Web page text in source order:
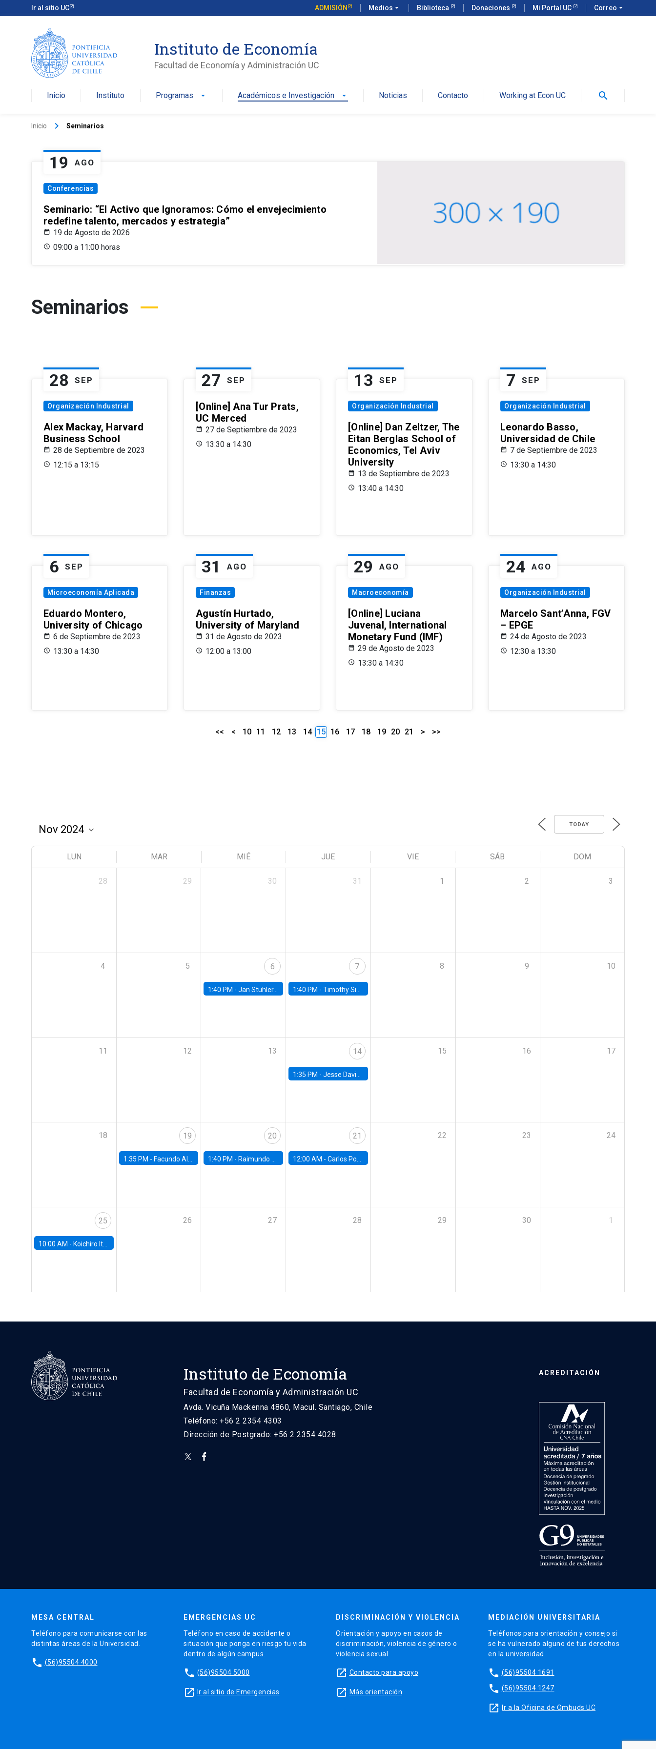
Ir al sitio UC ADMISIÓN Medios arrow_drop_down Biblioteca Donaciones Mi Portal UC Correo arrow_drop_down
Instituto de Economía
Facultad de Economía y Administración UC
Inicio Instituto Programas arrow_drop_down Académicos e Investigación arrow_drop_down Noticias Contacto Working at Econ UC search
Inicio keyboard_arrow_right Seminarios
19 AGO
Conferencias
Seminario: “El Activo que Ignoramos: Cómo el envejecimiento
redefine talento, mercados y estrategia”
19 de Agosto de 2026
09:00 a 11:00 horas
Seminarios
28 SEP
Organización Industrial
Alex Mackay, Harvard
Business School
28 de Septiembre de 2023
12:15 a 13:15
27 SEP
[Online] Ana Tur Prats,
UC Merced
27 de Septiembre de 2023
13:30 a 14:30
13 SEP
Organización Industrial
[Online] Dan Zeltzer, The
Eitan Berglas School of
Economics, Tel Aviv
University
13 de Septiembre de 2023
13:40 a 14:30
7 SEP
Organización Industrial
Leonardo Basso,
Universidad de Chile
7 de Septiembre de 2023
13:30 a 14:30
6 SEP
Microeconomía Aplicada
Eduardo Montero,
University of Chicago
6 de Septiembre de 2023
13:30 a 14:30
31 AGO
Finanzas
Agustín Hurtado,
University of Maryland
31 de Agosto de 2023
12:00 a 13:00
29 AGO
Macroeconomía
[Online] Luciana
Juvenal, International
Monetary Fund (IMF)
29 de Agosto de 2023
13:30 a 14:30
24 AGO
Organización Industrial
Marcelo Sant’Anna, FGV
– EPGE
24 de Agosto de 2023
12:30 a 13:30
<< < 10 11 12 13 14 15 16 17 18 19 20 21 > >>
TODAY
LUN MAR MIÉ JUE VIE SÁB DOM
28 29 30 31 1 2 3
4 5 6
1:40 PM -Jan Stuhler, Universidad Carlos III de Madrid
7
1:40 PM -Timothy Simcoe, Boston University
8 9 10
11 12 13 14
1:35 PM -Jesse Davis, University of North Carolina at Chapel Hill
15 16 17
18 19
1:35 PM - Facundo Albornoz, Universidad de San Andrés
20
1:40 PM - Raimundo Undurraga, Centro de Economía Aplicada, Universidad de Chile
21
12:00 AM -Carlos Ponce, UAH
22 23 24
25
10:00 AM - Koichiro Ito, University of Chicago
26 27 28 29 30 1
Instituto de Economía
Facultad de Economía y Administración UC
Avda. Vicuña Mackenna 4860, Macul. Santiago, Chile
Teléfono: +56 2 2354 4303
Dirección de Postgrado: +56 2 2354 4028
ACREDITACIÓN
MESA CENTRAL
Teléfono para comunicarse con las
distintas áreas de la Universidad.
phone (56)95504 4000
EMERGENCIAS UC
Teléfono en caso de accidente o
situación que ponga en riesgo tu vida
dentro de algún campus.
phone (56)95504 5000
launch Ir al sitio de Emergencias
DISCRIMINACIÓN Y VIOLENCIA
Orientación y apoyo en casos de
discriminación, violencia de género o
violencia sexual.
launch Contacto para apoyo
launch Más orientación
MEDIACIÓN UNIVERSITARIA
Teléfonos para orientación y consejo si
se ha vulnerado alguno de tus derechos
en la universidad.
phone (56)95504 1691
phone (56)95504 1247
launch Ir a la Oficina de Ombuds UC